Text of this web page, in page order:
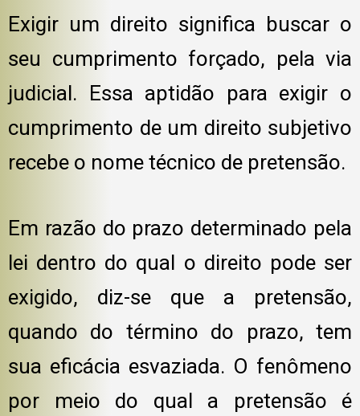
Exigir um direito significa buscar o
seu cumprimento forçado, pela via
judicial. Essa aptidão para exigir o
cumprimento de um direito subjetivo
recebe o nome técnico de pretensão.
Em razão do prazo determinado pela
lei dentro do qual o direito pode ser
exigido, diz-se que a pretensão,
quando do término do prazo, tem
sua eficácia esvaziada. O fenômeno
por meio do qual a pretensão é